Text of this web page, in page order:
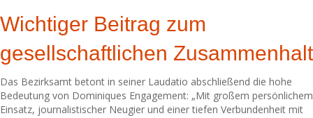
Wichtiger Beitrag zum
gesellschaftlichen Zusammenhalt
Das Bezirksamt betont in seiner Laudatio abschließend die hohe
Bedeutung von Dominiques Engagement: „Mit großem persönlichem
Einsatz, journalistischer Neugier und einer tiefen Verbundenheit mit